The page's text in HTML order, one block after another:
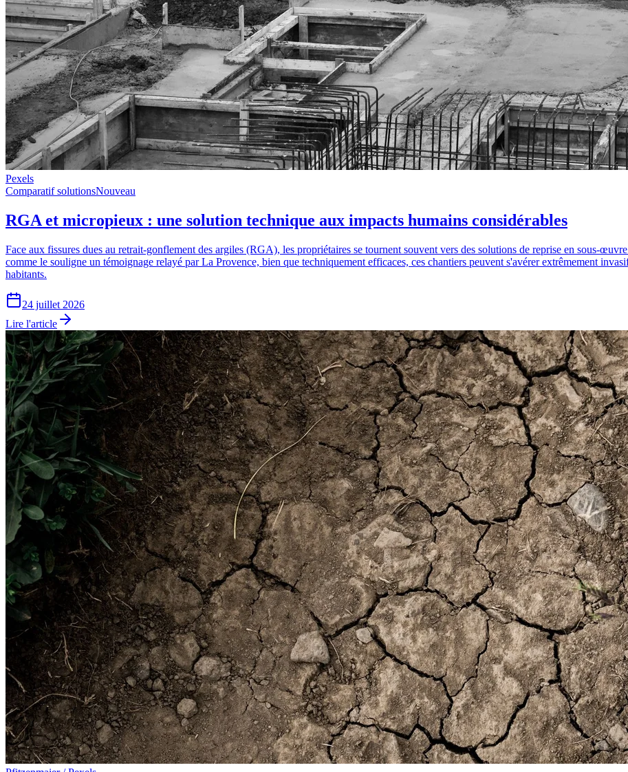
Pexels
Comparatif solutionsNouveau
RGA et micropieux : une solution technique aux impacts humains considérables
Face aux fissures dues au retrait-gonflement des argiles (RGA), les propriétaires se tournent souvent vers des solutions de reprise en sous-
comme le souligne un témoignage relayé par La Provence, bien que techniquement efficaces, ces chantiers peuvent s'avérer extrêmement
habitants.
24 juillet 2026
Lire l'article